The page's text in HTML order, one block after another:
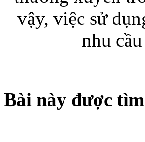
vậy, việc sử
nhu
Bài này được